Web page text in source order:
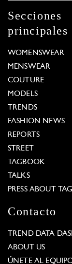
Secciones
principales
WOMENSWEAR
MENSWEAR
COUTURE
MODELS
TRENDS
FASHION NEWS
REPORTS
STREET
TAGBOOK
TALKS
PRESS ABOUT
Contacto
TREND DATA
ABOUT US
ÚNETE AL